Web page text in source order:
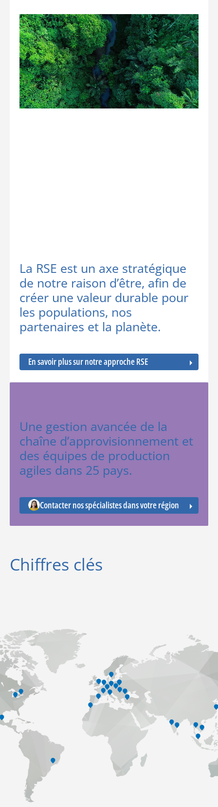
La RSE est un axe stratégique
de notre raison d’être, afin de
créer une valeur durable pour
les populations, nos
partenaires et la planète.
En savoir plus sur notre approche RSE
Une gestion avancée de la
chaîne d’approvisionnement et
des équipes de production
agiles dans 25 pays.
Contacter nos spécialistes dans votre région
Chiffres clés